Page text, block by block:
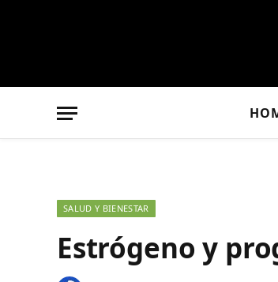
SALUD Y BIENESTAR
Estrógeno y